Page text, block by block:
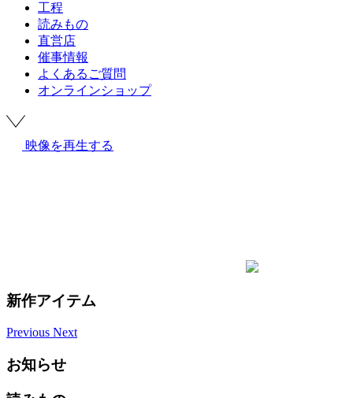
工程
読みもの
直営店
催事情報
よくあるご質問
オンラインショップ
映像を再生する
新作アイテム
Previous Next
お知らせ